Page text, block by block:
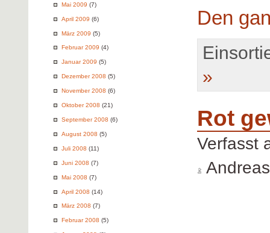
Mai 2009 (7)
April 2009 (6)
März 2009 (5)
Februar 2009 (4)
Januar 2009 (5)
Dezember 2008 (5)
November 2008 (6)
Oktober 2008 (21)
September 2008 (6)
August 2008 (5)
Juli 2008 (11)
Juni 2008 (7)
Mai 2008 (7)
April 2008 (14)
März 2008 (7)
Februar 2008 (5)
Den
»
Rot
Verfasst